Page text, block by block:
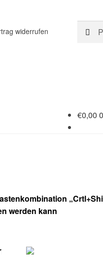
widerrufen
Suchen
nach:
Suchen
€0,00
werden kann